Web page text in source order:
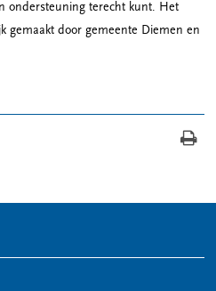
ondersteuning terecht kunt. Het
gemaakt door gemeente Diemen en